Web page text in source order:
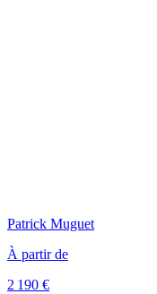
Patrick Muguet
À partir de
2 190 €